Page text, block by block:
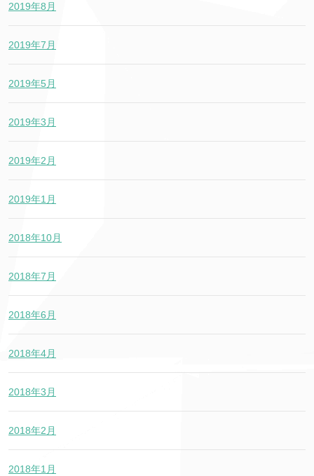
2019年8月
2019年7月
2019年5月
2019年3月
2019年2月
2019年1月
2018年10月
2018年7月
2018年6月
2018年4月
2018年3月
2018年2月
2018年1月